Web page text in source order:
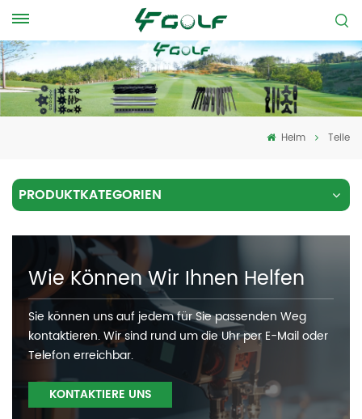
Heim Teile
PRODUKTKATEGORIEN
Wie Können Wir Ihnen Helfen
Sie können uns auf jedem für Sie passenden Weg
kontaktieren. Wir sind rund um die Uhr per E-Mail oder
Telefon erreichbar.
KONTAKTIERE UNS